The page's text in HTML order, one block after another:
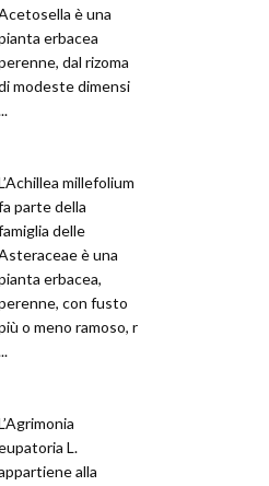
è una
erbacea
dal rizoma
modeste dimensi
millefolium
parte della
delle
è una
erbacea,
con fusto
o meno ramoso, r
L.
alla